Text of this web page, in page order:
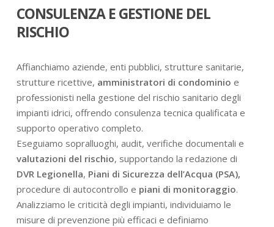
CONSULENZA E GESTIONE DEL
RISCHIO
Affianchiamo aziende, enti pubblici, strutture sanitarie,
strutture ricettive, amministratori di condominio e
professionisti nella gestione del rischio sanitario degli
impianti idrici, offrendo consulenza tecnica qualificata e
supporto operativo completo.
Eseguiamo sopralluoghi, audit, verifiche documentali e
valutazioni del rischio, supportando la redazione di
DVR Legionella, Piani di Sicurezza dell’Acqua (PSA),
procedure di autocontrollo e piani di monitoraggio.
Analizziamo le criticità degli impianti, individuiamo le
misure di prevenzione più efficaci e definiamo